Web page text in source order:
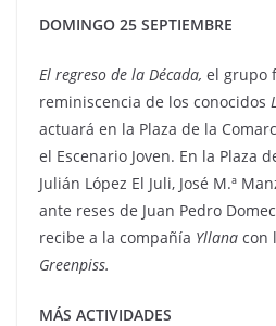
DOMINGO 25 SEPTIEMBRE
El regreso de la Década, el grupo
reminiscencia de los conocidos
actuará en la Plaza de la
el Escenario Joven. En la Plaza
Julián López El Juli, José M.ª
ante reses de Juan Pedro
recibe a la compañía Yllana con
Greenpiss.
MÁS ACTIVIDADES